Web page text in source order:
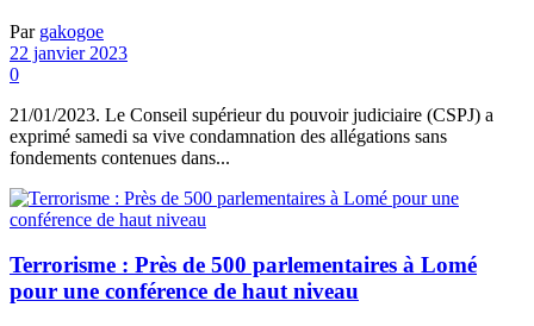
Par gakogoe
22 janvier 2023
0
21/01/2023. Le Conseil supérieur du pouvoir judiciaire (CSPJ) a
exprimé samedi sa vive condamnation des allégations sans
fondements contenues dans...
Terrorisme : Près de 500 parlementaires à Lomé
pour une conférence de haut niveau